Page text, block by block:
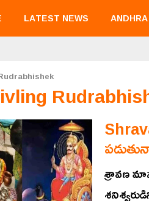
LATEST NEWS
శ్రావణ